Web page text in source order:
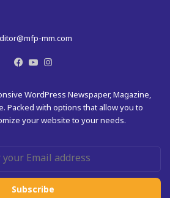
mm.com
Facebook
YouTube
WordPress Newspaper, Magazine,
Packed with options that allow you to
your website to your needs.